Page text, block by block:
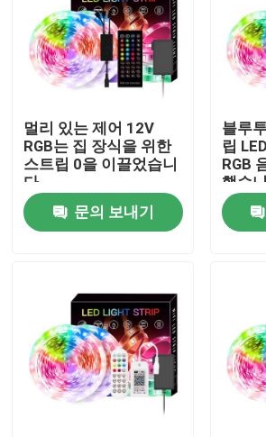
우리에 대하여
공장 여행
품질 관리
연락주세요
서피스는 주도하는 프로필을 탑재
오목한 주도하는 프로필
멀리 있는 제어 12V
RGB는 집 장식을 위한
스트립 0을 이끌었습니
다
문의 보내기
블루
립
RGB
했습